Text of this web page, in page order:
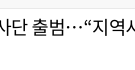
단 출범…“지역